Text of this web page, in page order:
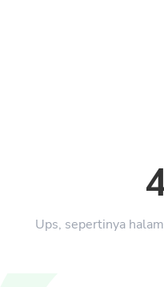
Ups, sepertinya